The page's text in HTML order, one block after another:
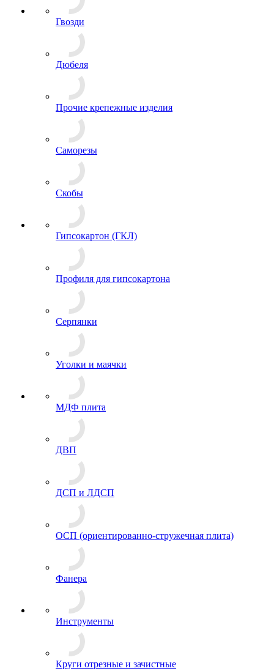
Гвозди
Дюбеля
Прочие крепежные изделия
Саморезы
Скобы
Гипсокартон (ГКЛ)
Профиля для гипсокартона
Серпянки
Уголки и маячки
МДФ плита
ДВП
ДСП и ЛДСП
ОСП (ориентированно-стружечная плита)
Фанера
Инструменты
Круги отрезные и зачистные